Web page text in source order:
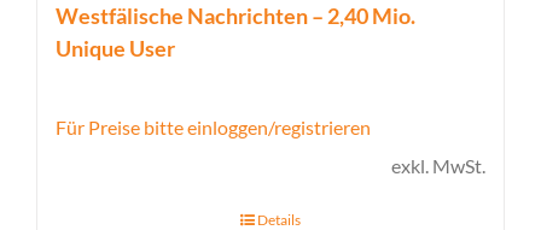
Westfälische Nachrichten – 2,40 Mio.
Unique User
Für Preise bitte einloggen/registrieren
exkl. MwSt.
Details